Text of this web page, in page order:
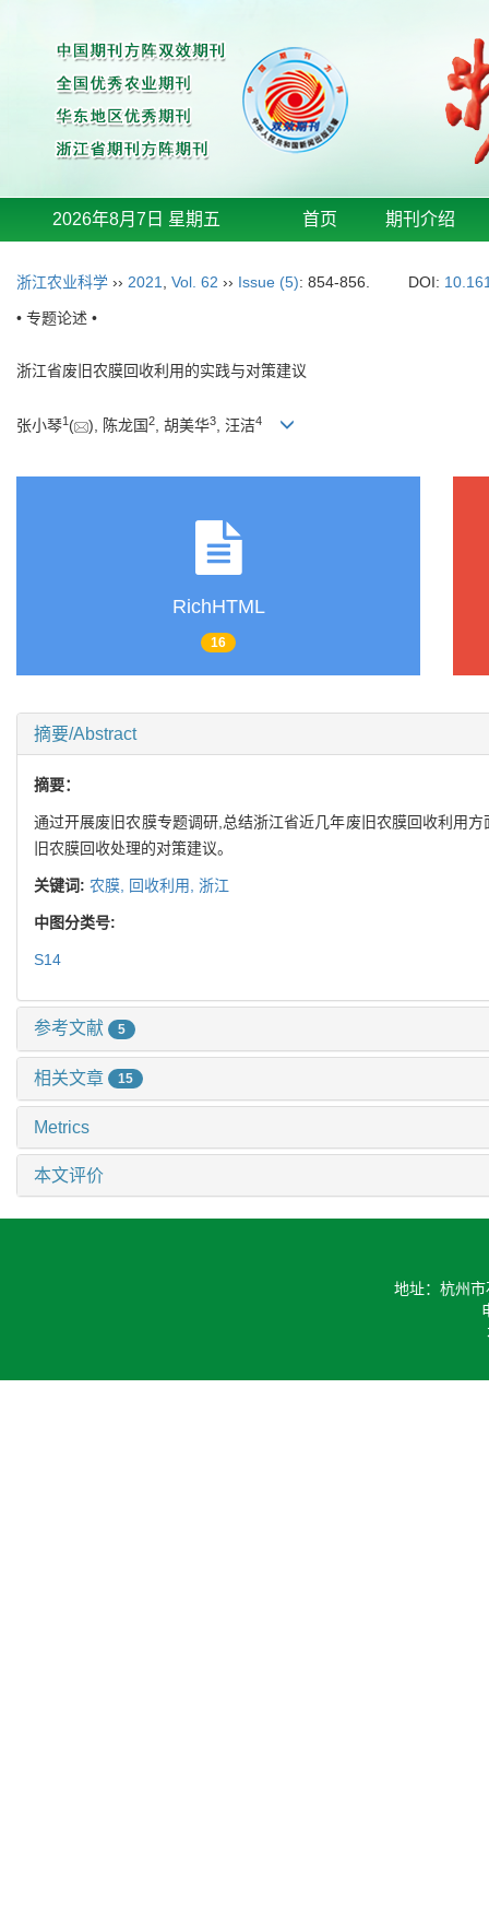
2026年8月7日 星期五 首页 期刊介绍
浙江农业科学 ›› 2021 Vol. 62 ›› Issue (5): 854-856. DOI:
• 专题论述 •
浙江省废旧农膜回收利用的实践与对策建议
张小琴1 ( ), 陈龙国2, 胡美华3, 汪洁4
RichHTML
16
摘要/Abstract
摘要：
通过开展废旧农膜专题调研,总结浙江省近几年废旧农膜回收利用
旧农膜回收处理的对策建议。
关键词: 农膜, 回收利用, 浙江
中图分类号:
S14
参考文献 5
相关文章 15
Metrics
本文评价
地址：杭州